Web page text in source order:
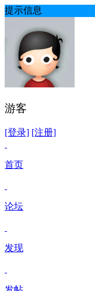
提示信息
游客
[登录] [注册]
首页
论坛
发现